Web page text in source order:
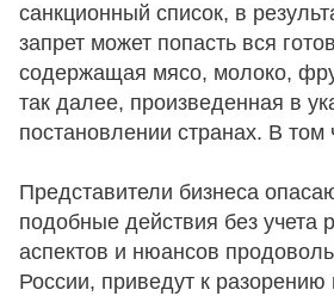
санкционный список, в
запрет может попасть вся
содержащая мясо, молоко,
так далее, произведенная в
постановлении странах. В том
Представители бизнеса
подобные действия без учета
аспектов и нюансов
России, приведут к разорению